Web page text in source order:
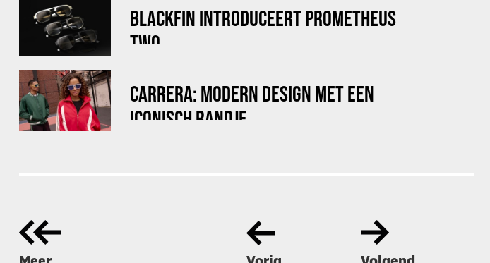
BLACKFIN INTRODUCEERT PROMETHEUS
TWO
CARRERA: MODERN DESIGN MET EEN
ICONISCH RANDJE